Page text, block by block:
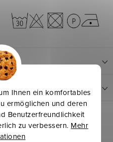
Ihnen ein komfortables
ermöglichen und deren
Benutzerfreundlichkeit
zu verbessern. Mehr